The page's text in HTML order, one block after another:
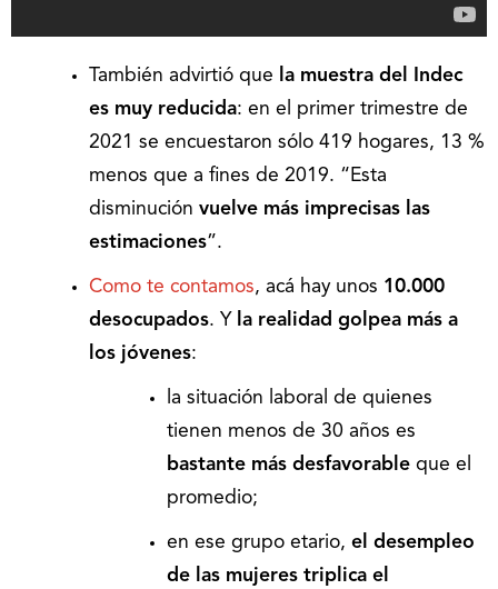
También advirtió que
la muestra del Indec
es muy reducida: en el primer trimestre de
2021 se encuestaron sólo 419 hogares, 13 %
menos que a fines de 2019. “Esta
disminución vuelve más imprecisas las
estimaciones”.
Como te contamos, acá hay unos 10.000
desocupados. Y
la realidad golpea más a
los jóvenes:
la situación laboral de quienes
tienen menos de 30 años es
bastante más desfavorable que el
promedio;
en ese grupo etario, el desempleo
de las mujeres triplica el